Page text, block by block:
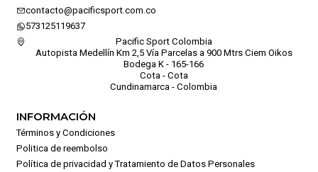
contacto@pacificsport.com.co
573125119637
Pacific Sport Colombia
Autopista Medellín Km 2,5 Vía Parcelas a 900 Mtrs Ciem Oikos
Bodega K - 165-166
Cota - Cota
Cundinamarca - Colombia
INFORMACIÓN
Términos y Condiciones
Politica de reembolso
Política de privacidad y Tratamiento de Datos Personales